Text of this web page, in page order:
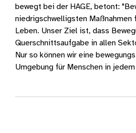
bewegt bei der HAGE, betont:
niedrigschwelligsten Maßnahmen
Leben. Unser Ziel ist, dass
Querschnittsaufgabe in allen
Nur so können wir eine
Umgebung für Menschen in